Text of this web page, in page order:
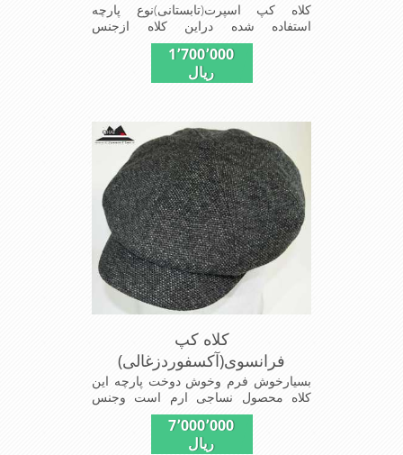
کلاه کپ اسپرت(تابستانی)نوع پارچه
استفاده شده دراین کلاه ازجنس
پلیستراست ونقاب که مناسب این شکل
ازکلاه است ودوقسمت پهلوی این
کلاه(ترک های پهلوی)بخاطرحرکت
شودشیک ومناسب افرادخوش پوش جنس
عالی,دوخت مناسب,سبکی,خوش فرمی از
in China
1٬700٬000
ریال
کلاه کپ
فرانسوی(آکسفوردزغالی)
بسیارخوش فرم وخوش دوخت پارچه این
کلاه محصول نساجی ارم است وجنس
پارچه این کلاه ضخامت پالتو رادارامی
باشدشیک ومدروزسبک و راحت
7٬000٬000
ریال